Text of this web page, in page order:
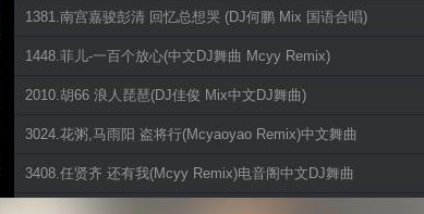
1381.南宫嘉骏彭清 回忆总想哭 (DJ何鹏 Mix 国语合唱)
1448.菲儿-一百个放心(中文DJ舞曲 Mcyy Remix)
2010.胡66 浪人琵琶(DJ佳俊 Mix中文DJ舞曲)
3024.花粥,马雨阳 盗将行(Mcyaoyao Remix)中文舞曲
3408.任贤齐 还有我(Mcyy Remix)电音阁中文DJ舞曲